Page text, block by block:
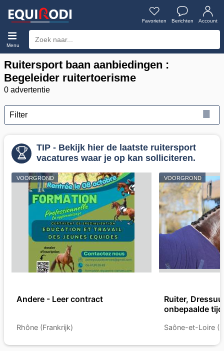
Favorieten Berichten Account
Menu
Ruitersport baan aanbiedingen :
Begeleider ruitertoerisme
0 advertentie
Filter ≣
TIP - Bekijk hier de laatste ruitersport
vacatures waar je op kan solliciteren.
VOORGROND
Andere - Leer contract
Rhône (Frankrijk)
VOORGROND
Ruiter,
onbepaalde tijd
Saône-et-Loire